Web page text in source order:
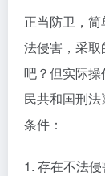
正当防卫，
法侵害，采取
吧？但实际
民共和国刑
条件：
1. 存在不法